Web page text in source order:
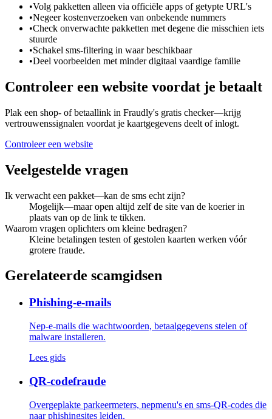
•Volg pakketten alleen via officiële apps of getypte URL's
•Negeer kostenverzoeken van onbekende nummers
•Check onverwachte pakketten met degene die misschien iets
stuurde
•Schakel sms-filtering in waar beschikbaar
•Deel voorbeelden met minder digitaal vaardige familie
Controleer een website voordat je betaalt
Plak een shop- of betaallink in Fraudly's gratis checker—krijg
vertrouwenssignalen voordat je kaartgegevens deelt of inlogt.
Controleer een website
Veelgestelde vragen
Ik verwacht een pakket—kan de sms echt zijn?
Mogelijk—maar open altijd zelf de site van de koerier in
plaats van op de link te tikken.
Waarom vragen oplichters om kleine bedragen?
Kleine betalingen testen of gestolen kaarten werken vóór
grotere fraude.
Gerelateerde scamgidsen
Phishing-e-mails
Nep-e-mails die wachtwoorden, betaalgegevens stelen of
malware installeren.
Lees gids
QR-codefraude
Overgeplakte parkeermeters, nepmenu's en sms-QR-codes die
naar phishingsites leiden.